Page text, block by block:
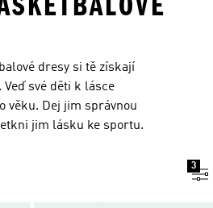
dresy si tě získají
své děti k lásce
věku. Dej jim správnou
jim lásku ke sportu.
3